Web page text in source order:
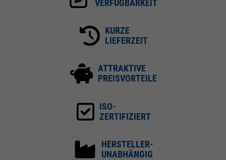
VERFÜGBARKEIT
KURZE
LIEFERZEIT
ATTRAKTIVE
PREISVORTEILE
ISO-
ZERTIFIZIERT
HERSTELLER-
UNABHÄNGIG